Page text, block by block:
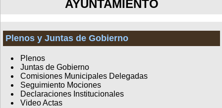
AYUNTAMIENTO
Plenos y Juntas de Gobierno
Plenos
Juntas de Gobierno
Comisiones Municipales Delegadas
Seguimiento Mociones
Declaraciones Institucionales
Video Actas